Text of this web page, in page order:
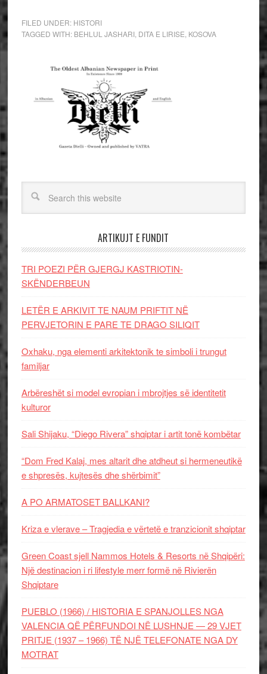
FILED UNDER: HISTORI
TAGGED WITH: BEHLUL JASHARI, DITA E LIRISE KOSOVA
ARTIKUJT E FUNDIT
TRI POEZI PËR GJERGJ KASTRIOTIN-
SKËNDERBEUN
LETËR E ARKIVIT TE NAUM PRIFTIT NË
PERVJETORIN E PARE TE DRAGO SILIQIT
Oxhaku, nga elementi arkitektonik te simboli i trungut
familjar
Arbëreshët si model evropian i mbrojtjes së identitetit
kulturor
Sali Shijaku, “Diego Rivera” shqiptar i artit tonë kombëtar
“Dom Fred Kalaj, mes altarit dhe atdheut si hermeneutikë
e shpresës, kujtesës dhe shërbimit”
A PO ARMATOSET BALLKANI?
Kriza e vlerave – Tragjedia e vërtetë e tranzicionit shqiptar
Green Coast sjell Nammos Hotels & Resorts në Shqipëri:
Një destinacion i ri lifestyle merr formë në Rivierën
Shqiptare
PUEBLO (1966) / HISTORIA E SPANJOLLES NGA
VALENCIA QË PËRFUNDOI NË LUSHNJE — 29 VJET
PRITJE (1937 – 1966) TË NJË TELEFONATE NGA DY
MOTRAT